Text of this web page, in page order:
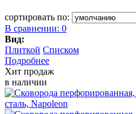
сортировать по:
В сравнении: 0
Вид:
Плиткой Списком
Подробнее
Хит продаж
в наличии